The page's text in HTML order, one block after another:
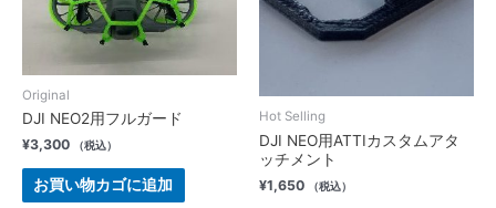
Original
DJI NEO2用フルガード
¥3,300 （税込）
お買い物カゴに追加
Hot Selling
DJI NEO用ATTIカスタムアタ
ッチメント
¥1,650 （税込）